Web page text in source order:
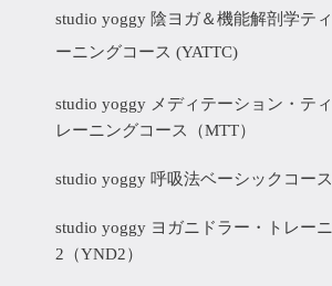
studio yoggy 陰ヨガ＆機能解剖学テ
ーニングコース (YATTC)
studio yoggy メディテーション・テ
レーニングコース（MTT）
studio yoggy 呼吸法ベーシックコース
studio yoggy ヨガニドラー・トレー
2（YND2）